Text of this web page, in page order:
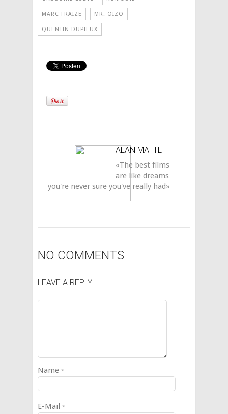
MARC FRAIZE MR. OIZO
QUENTIN DUPIEUX
ALAN MATTLI
«The best films
are like dreams
you're never sure you've really had»
NO COMMENTS
LEAVE A REPLY
Name *
E-Mail *